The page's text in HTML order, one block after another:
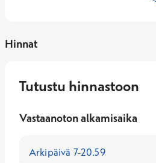
Hinnat
Tutustu hinnastoon
Vastaanoton alkamisaika